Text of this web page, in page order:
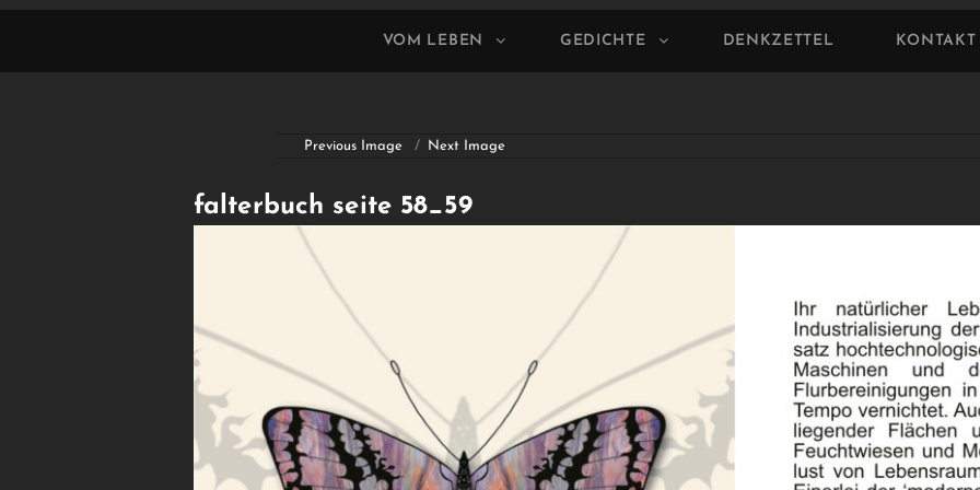
VOM LEBEN GEDICHTE DENKZETTEL KONTAKT
Previous Image Next Image
falterbuch seite 58_59